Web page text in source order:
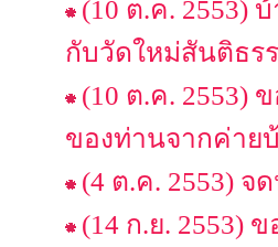
(10 ต.ค. 2553)
กับวัดใหม่สันติธร
(10 ต.ค. 2553)
ของท่านจากค่าย
(4 ต.ค. 2553)
(14 ก.ย. 2553)